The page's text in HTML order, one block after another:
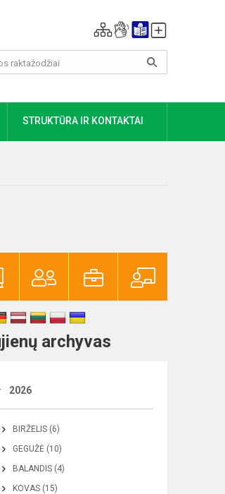
STRUKTŪRA IR KONTAKTAI
archyvas
2026
BIRŽELIS (6)
GEGUŽĖ (10)
BALANDIS (4)
KOVAS (15)